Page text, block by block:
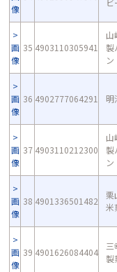
像
ビ
画
像
35 4903110305941
山
製
ン
画
像
36 4902777064291 明
画
像
37 4903110212300
山
製
ン
画
像
38 4901336501482
栗
米
画
像
39 4901626084404
三
製